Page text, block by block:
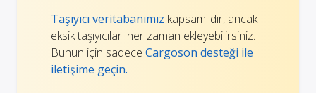
Taşıyıcı veritabanımız kapsamlıdır, ancak
eksik taşıyıcıları her zaman ekleyebilirsiniz.
Bunun için sadece Cargoson desteği ile
iletişime geçin.